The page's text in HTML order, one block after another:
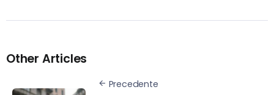
Other Articles
Precedente